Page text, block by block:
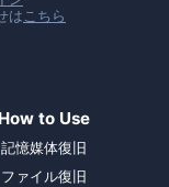
は こちら
How to Use
記憶媒体復旧
ファイル復旧